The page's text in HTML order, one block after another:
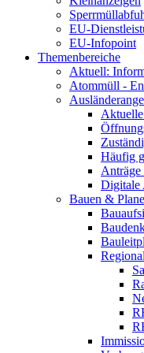
EU-
EU-Infopoint
Themenbereiche
Aktuell:
Atommüll -
Häufig
Anträge
Digitale
Bauen &